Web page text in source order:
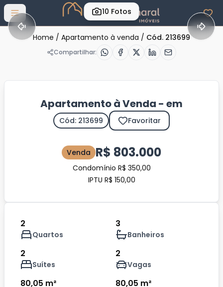
Abrir menu
10 Fotos
Home / Apartamento à venda / Cód. 213699
Compartilhar:
Apartamento à Venda - em
Cód: 213699 Favoritar
Venda R$ 803.000
Condomínio R$ 350,00
IPTU R$ 150,00
2
Quartos
3
Banheiros
2
Suítes
2
Vagas
80,05 m² 80,05 m²